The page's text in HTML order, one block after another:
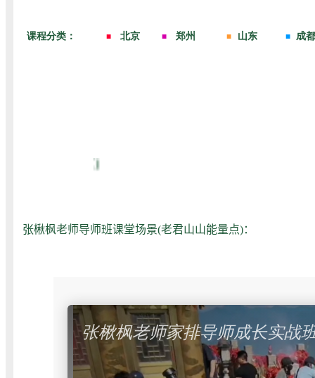
张楸枫老师导师班课堂场景(老君山山能量点)：